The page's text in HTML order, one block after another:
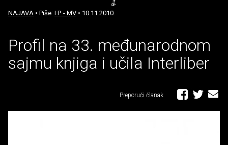
NAJAVA • Piše: I.P. - MV • 10.11.2010.
Profil na 33. međunarodnom
sajmu knjiga i učila Interliber
Preporuči članak